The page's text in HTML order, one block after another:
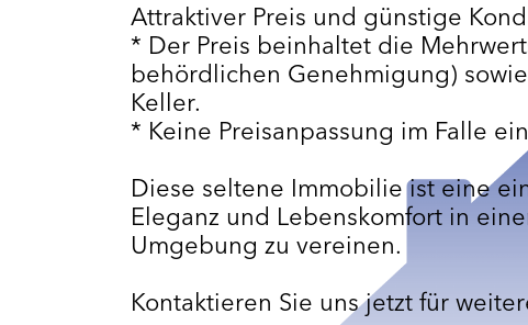
Attraktiver Preis und günstige
* Der Preis beinhaltet die
behördlichen Genehmigung)
Keller.
* Keine Preisanpassung im Falle
Diese seltene Immobilie ist eine
Eleganz und Lebenskomfort in
Umgebung zu vereinen.
Kontaktieren Sie uns jetzt für